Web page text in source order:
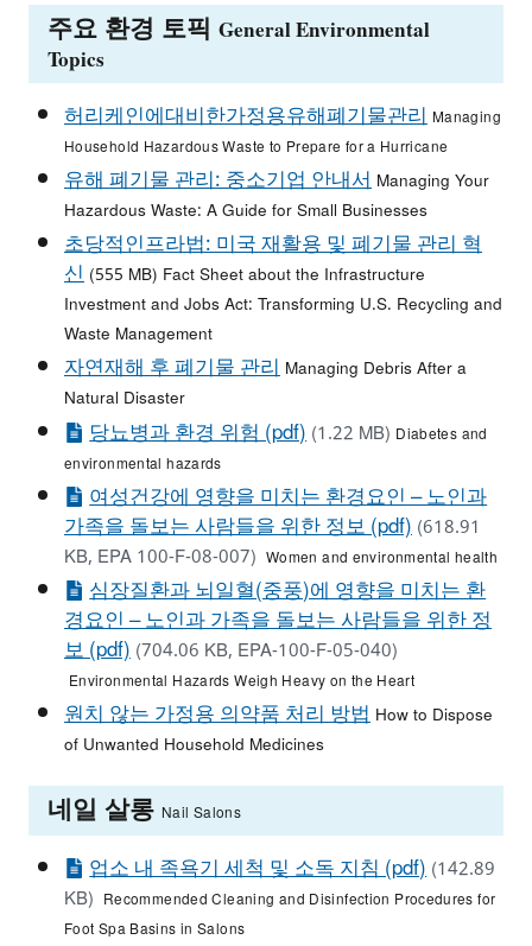
주요 환경 토픽 General Environmental
Topics
허리케인에대비한가정용유해폐기물관리Managing
Household Hazardous Waste to Prepare for a Hurricane
유해 폐기물 관리: 중소기업 안내서Managing Your
Hazardous Waste: A Guide for Small Businesses
초당적인프라법: 미국 재활용 및 폐기물관리혁
신(555 MB) Fact Sheet about the Infrastructure
Investment and Jobs Act: Transforming U.S. Recycling and
Waste Management
자연재해 후 폐기물 관리Managing Debris After a
Natural Disaster
당뇨병과 환경 위험 (pdf)(1.22 MB) Diabetes and
environmental hazards
여성건강에 영향을 미치는 환경요인 – 노인과
가족을 돌보는 사람들을 위한 정보 (pdf)(618.91
KB, EPA 100-F-08-007) Women and environmental health
심장질환과 뇌일혈(중풍)에 영향을 미치는 환
경요인 – 노인과 가족을 돌보는 사람들을 위한 정
보 (pdf)(704.06 KB, EPA-100-F-05-040)
Environmental Hazards Weigh Heavy on the Heart
원치 않는 가정용 의약품 처리 방법How to Dispose
of Unwanted Household Medicines
네일 살롱 Nail Salons
업소 내 족욕기 세척 및 소독 지침 (pdf)(142.89
KB) Recommended Cleaning and Disinfection Procedures for
Foot Spa Basins in Salons